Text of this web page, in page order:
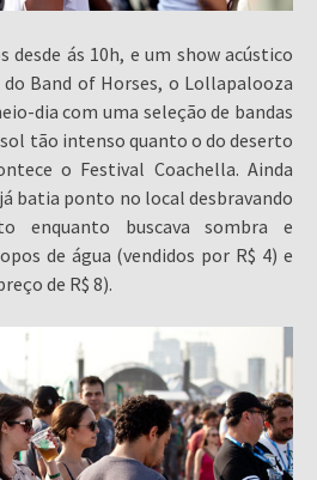
ás 10h, e um show acústico
Band of Horses, o Lollapalooza
dia com uma seleção de bandas
tão intenso quanto o do deserto
o Festival Coachella. Ainda
batia ponto no local desbravando
enquanto buscava sombra e
de água (vendidos por R$ 4) e
de R$ 8).